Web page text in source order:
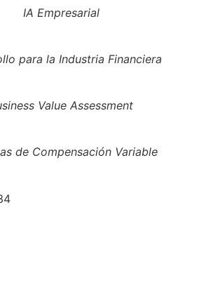
IA Empresarial
para la Industria Financiera
Value Assessment
de Compensación Variable